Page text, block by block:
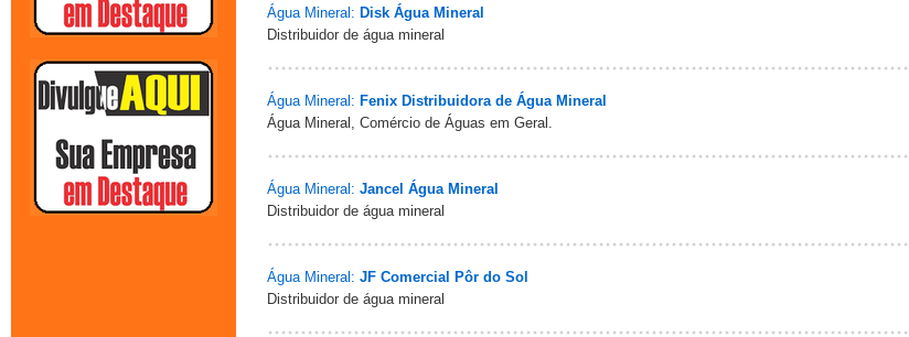
Água Mineral: Disk Água Mineral
Distribuidor de água mineral
Água Mineral: Fenix Distribuidora de Água Mineral
Água Mineral, Comércio de Águas em Geral.
Água Mineral: Jancel Água Mineral
Distribuidor de água mineral
Água Mineral: JF Comercial Pôr do Sol
Distribuidor de água mineral